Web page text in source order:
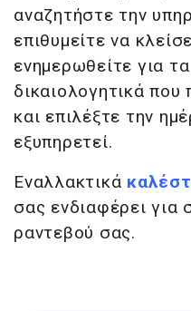
αναζητήστε την
επιθυμείτε να
ενημερωθείτε για
δικαιολογητικά που
και επιλέξτε την
εξυπηρετεί.
Εναλλακτικά
σας ενδιαφέρει για
ραντεβού σας.